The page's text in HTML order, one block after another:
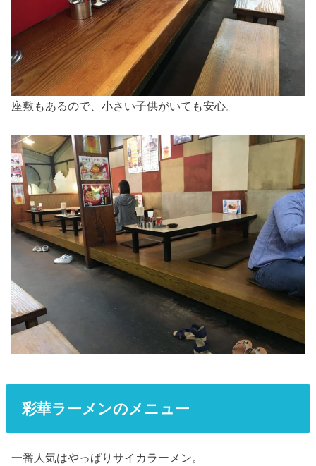
座敷もあるので、小さい子供がいても安心。
彩華ラーメンのメニュー
一番人気はやっぱりサイカラーメン。